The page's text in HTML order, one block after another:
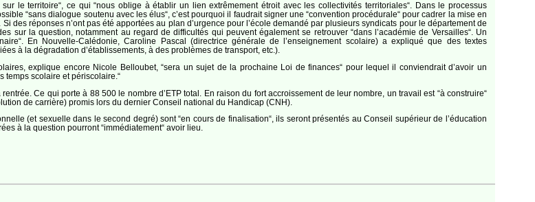
le territoire“, ce qui “nous oblige à établir un lien extrêmement étroit avec les collectivités territoriales“. Dans le processus
“sans dialogue soutenu avec les élus“, c’est pourquoi il faudrait signer une “convention procédurale“ pour cadrer la mise en
des réponses n’ont pas été apportées au plan d’urgence pour l’école demandé par plusieurs syndicats pour le département de
sur la question, notamment au regard de difficultés qui peuvent également se retrouver “dans l’académie de Versailles“. Un
En Nouvelle-Calédonie, Caroline Pascal (directrice générale de l’enseignement scolaire) a expliqué que des textes
à la dégradation d’établissements, à des problèmes de transport, etc.).
explique encore Nicole Belloubet, “sera un sujet de la prochaine Loi de finances“ pour lequel il conviendrait d’avoir un
temps scolaire et périscolaire.“
Ce qui porte à 88 500 le nombre d’ETP total. En raison du fort accroissement de leur nombre, un travail est “à construire“
de carrière) promis lors du dernier Conseil national du Handicap (CNH).
(et sexuelle dans le second degré) sont “en cours de finalisation“, ils seront présentés au Conseil supérieur de l’éducation
à la question pourront “immédiatement“ avoir lieu.